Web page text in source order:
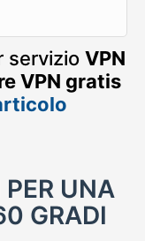
servizio VPN
VPN gratis
UNA
GRADI